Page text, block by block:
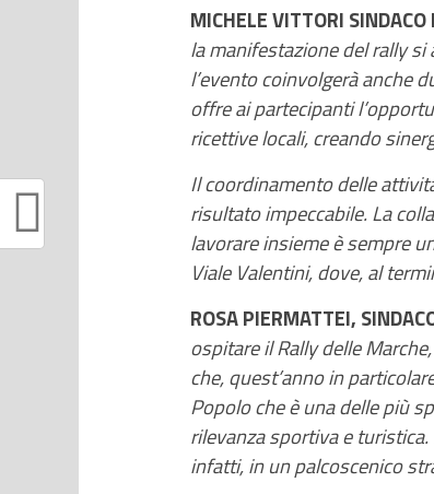
MICHELE VITTORI SINDACO
la manifestazione del rally
l’evento coinvolgerà anche
offre ai partecipanti
ricettive locali, creando
Il coordinamento delle
risultato impeccabile. La
lavorare insieme è sempre
Viale Valentini, dove, al
ROSA PIERMATTEI,
ospitare il Rally delle
che, quest’anno in
Popolo che è una delle più
rilevanza sportiva e
infatti, in un palcoscenico